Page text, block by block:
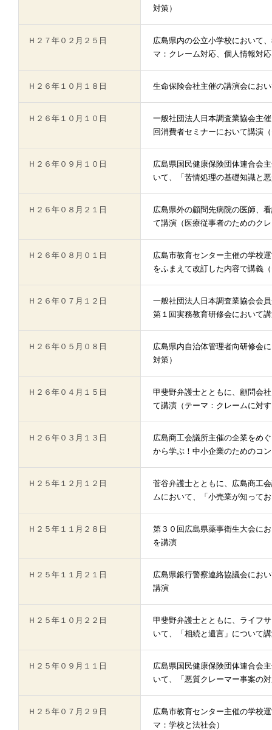
対策）
Ｈ２７年０２月２５日
広島県内の公立小学校において
マ：クレーム対応、個人情報対
Ｈ２６年１０月１８日 生命保険会社主催の講演会にお
Ｈ２６年１０月１０日
一般社団法人日本調査業協会主
回消費者セミナーにおいて講演
Ｈ２６年０９月１０日
広島県国民健康保険団体連合会
いて、「苦情処理の基礎知識と
Ｈ２６年０８月２１日
広島県外の顧問先病院の医師、
て講演（医療従事者のためのク
Ｈ２６年０８月０１日
広島市教育センター主催の学校
をふまえて改訂した内容で講義
Ｈ２６年０７月１２日
一般社団法人日本調査業協会会
第１回実務教育研修会において
Ｈ２６年０５月０８日
広島県内自治体管理者向研修会
対策）
Ｈ２６年０４月１５日
甲斐野弁護士とともに、顧問会
て講演（テーマ：クレームに対
Ｈ２６年０３月１３日
広島商工会議所主催の企業をめ
から学ぶ！中小企業のためのコ
Ｈ２５年１２月１２日
菅谷弁護士とともに、広島商工
ムにおいて、「小売業が知って
Ｈ２５年１１月２８日
第３０回広島県薬事衛生大会に
を講演
Ｈ２５年１１月２１日
広島県銀行警察連絡協議会にお
講演
Ｈ２５年１０月２２日
甲斐野弁護士とともに、ライフ
いて、「相続と遺言」について
Ｈ２５年０９月１１日
広島県国民健康保険団体連合会
いて、「悪質クレーマー事案の
Ｈ２５年０７月２９日
広島市教育センター主催の学校
マ：学校と法社会）